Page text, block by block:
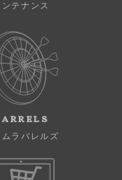
ンテナンス
ムラバレルズ